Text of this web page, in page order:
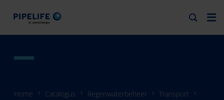
Home Catalogus Regenwaterbeheer
Transport